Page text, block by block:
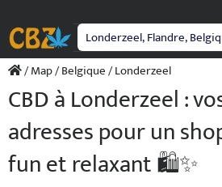
contenu
/Map/Belgique/ Londerzeel
CBD à Londerzeel :
adresses pour un
fun et relaxant 🛍️✨